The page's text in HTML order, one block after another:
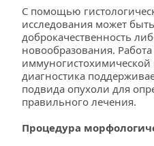
С помощью
исследования может
доброкачественность
новообразования. Работа
диагностика
подвида опухоли для
правильного лечения.
Процедура